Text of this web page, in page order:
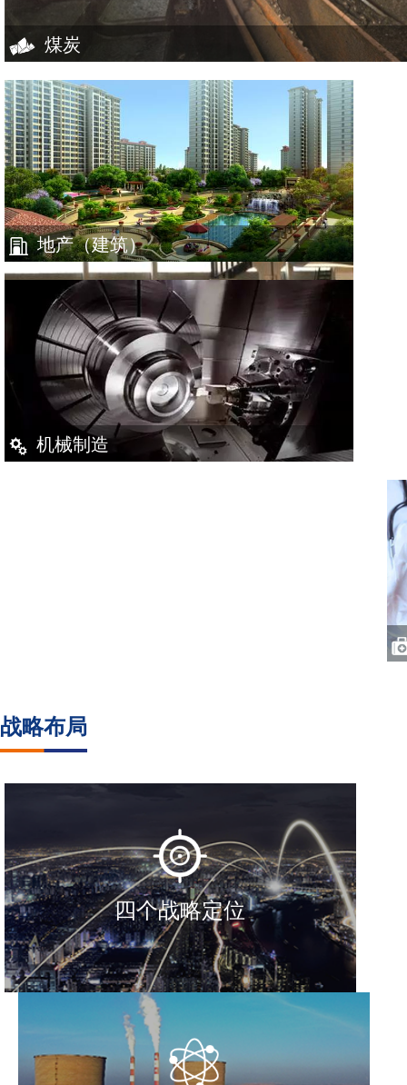
煤炭
铝精深加工
地产（建筑）
机械制造
战略布局
四个战略定位